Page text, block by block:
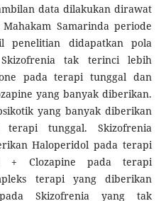
data dilakukan dirawat
Samarinda periode
penelitian didapatkan pola
tak terinci lebih
pada terapi tunggal dan
yang banyak diberikan.
yang banyak diberikan
tunggal. Skizofrenia
Haloperidol pada terapi
+ Clozapine pada terapi
terapi yang diberikan
Skizofrenia yang tak